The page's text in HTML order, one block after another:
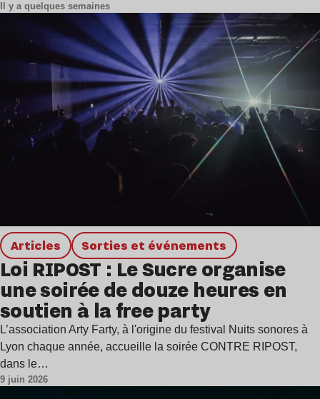
Il y a quelques semaines
Articles Sorties et événements
Loi RIPOST : Le Sucre organise
une soirée de douze heures en
soutien à la free party
L’association Arty Farty, à l'origine du festival Nuits sonores à
Lyon chaque année, accueille la soirée CONTRE RIPOST,
dans le…
9 juin 2026